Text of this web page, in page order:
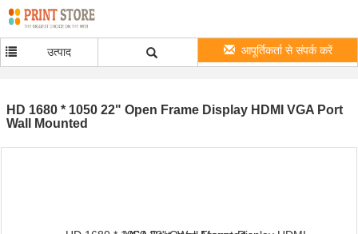
उत्पाद आपूर्तिकर्ता से संपर्क करें
HD 1680 * 1050 22" Open Frame Display HDMI VGA Port
Wall Mounted